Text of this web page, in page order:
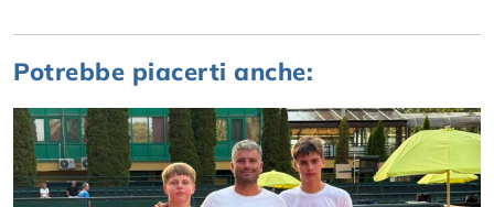
Potrebbe piacerti anche: